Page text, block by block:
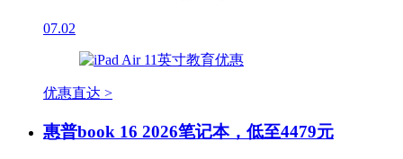
07.02
优惠直达 >
惠普book 16 2026笔记本，低至4479元